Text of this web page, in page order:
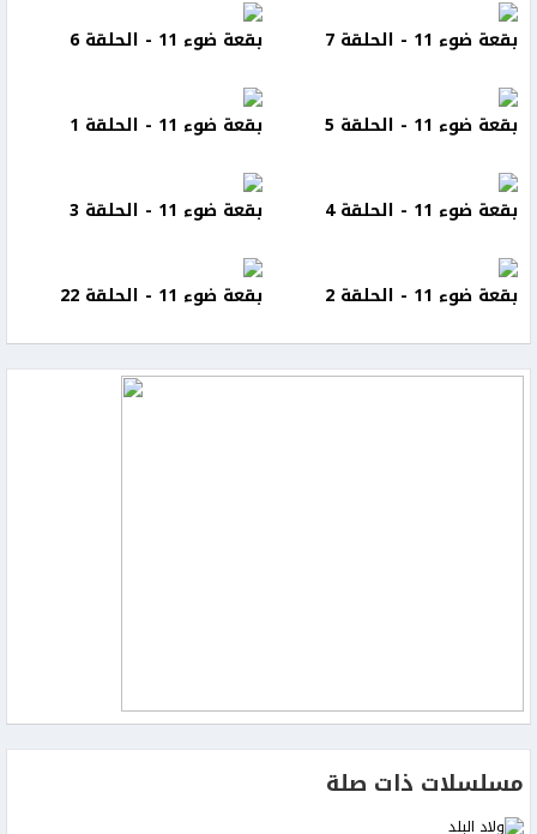
بقعة ضوء 11 - الحلقة 7 بقعة ضوء 11 - الحلقة 6
بقعة ضوء 11 - الحلقة 5 بقعة ضوء 11 - الحلقة 1
بقعة ضوء 11 - الحلقة 4 بقعة ضوء 11 - الحلقة 3
بقعة ضوء 11 - الحلقة 2 بقعة ضوء 11 - الحلقة 22
مسلسلات ذات صلة